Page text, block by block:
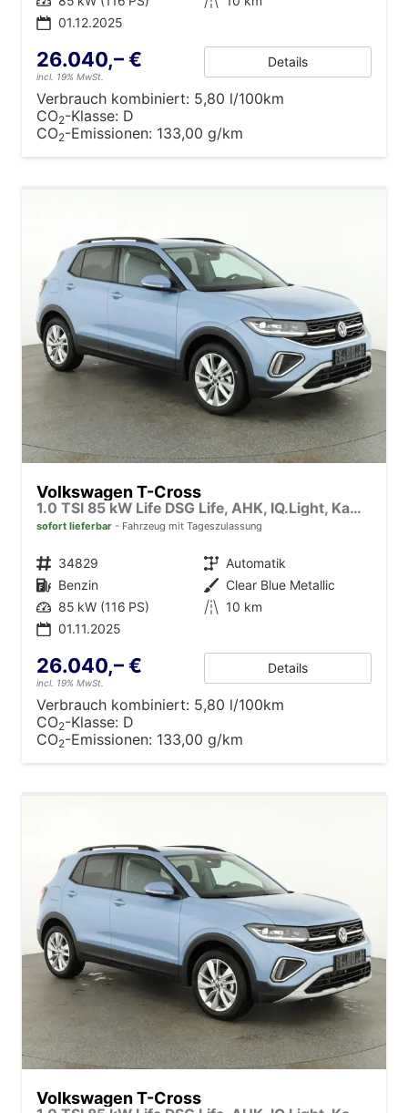
01.12.2025
26.040,– €
incl. 19% MwSt.
Details
Verbrauch kombiniert: 5,80 l/100km
CO2-Klasse: D
CO2-Emissionen: 133,00 g/km
Volkswagen T-Cross
1.0 TSI 85 kW Life DSG Life, AHK, IQ.Light, Kamera, ACC, Side, Winter, 17-Zoll
sofort lieferbar Fahrzeug mit Tageszulassung
Fahrzeugnr. 34829 Getriebe Automatik
Kraftstoff Benzin Außenfarbe Clear Blue Metallic
Leistung 85 kW (116 PS) Kilometerstand 10 km
01.11.2025
26.040,– €
incl. 19% MwSt.
Details
Verbrauch kombiniert: 5,80 l/100km
CO2-Klasse: D
CO2-Emissionen: 133,00 g/km
Volkswagen T-Cross